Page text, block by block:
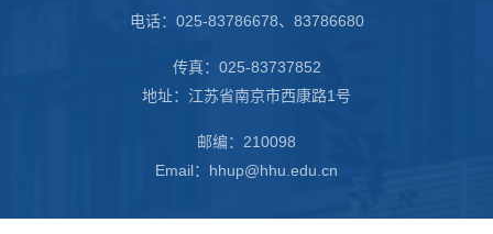
电话：025-83786678、83786680
传真：025-83737852
地址：江苏省南京市西康路1号
邮编：210098
Email：hhup@hhu.edu.cn